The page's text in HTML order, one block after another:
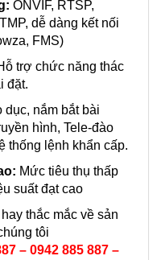
ONVIF, RTSP,
dễ dàng kết nối
FMS)
trợ chức năng thác
đặt.
dục, nắm bắt bài
hình, Tele-đào
thống lệnh khẩn cấp.
Mức tiêu thụ thấp
suất đạt cao
thắc mắc về sản
tôi
– 0942 885 887 –